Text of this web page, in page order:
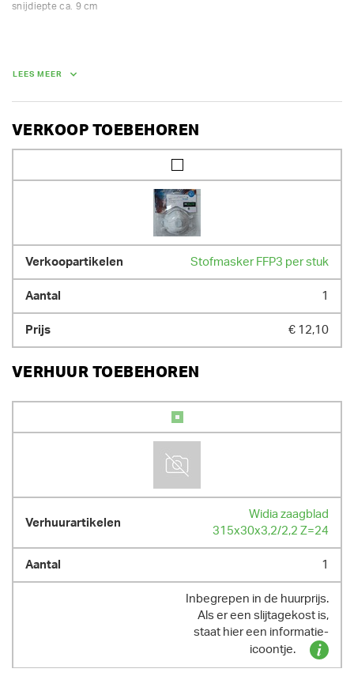
snijdiepte ca. 9 cm
LEES MEER
VERKOOP TOEBEHOREN
Stofmasker FFP3 per stuk
1
€ 12,10
VERHUUR TOEBEHOREN
Widia zaagblad
315x30x3,2/2,2 Z=24
1
Inbegrepen in de huurprijs.
Als er een slijtagekost is,
staat hier een informatie-
icoontje.